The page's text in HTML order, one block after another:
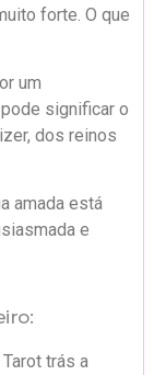
forte. O que
um
significar o
dos reinos
amada está
e
trás a